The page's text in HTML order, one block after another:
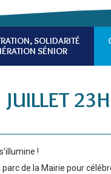
SOLIDARITÉ
SÉNIOR
23H
!
de la Mairie pour